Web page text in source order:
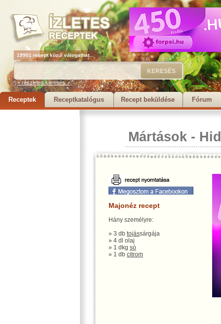
19901 recept közül válogathat...
+ részletes keresés...
Receptek Receptkatalógus Recept beküldése Fórum
Mártások -
Majonéz recept
Hány személyre:
» 3 db tojássárgája
» 4 dl olaj
» 1 dkg só
» 1 db citrom